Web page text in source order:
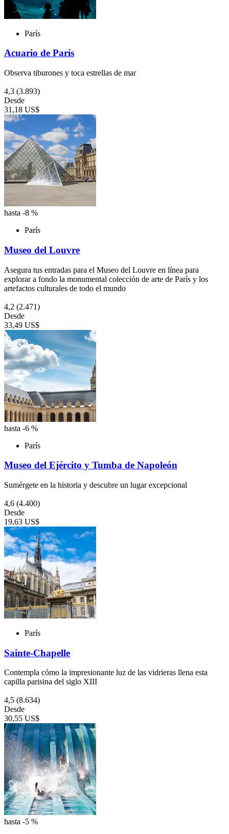
París
Acuario de París
Observa tiburones y toca estrellas de mar
4,3 (3.893)
Desde
31,18 US$
hasta -8 %
París
Museo del Louvre
Asegura tus entradas para el Museo del Louvre en línea para
explorar a fondo la monumental colección de arte de París y los
artefactos culturales de todo el mundo
4,2 (2.471)
Desde
33,49 US$
hasta -6 %
París
Museo del Ejército y Tumba de Napoleón
Sumérgete en la historia y descubre un lugar excepcional
4,6 (4.400)
Desde
19,63 US$
París
Sainte-Chapelle
Contempla cómo la impresionante luz de las vidrieras llena esta
capilla parisina del siglo XIII
4,5 (8.634)
Desde
30,55 US$
hasta -5 %